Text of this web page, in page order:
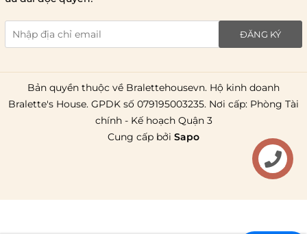
giao hàng tiêu chuẩn
miễn phí ship
toàn quốc.
ĐĂNG KÝ
Bản quyền thuộc về Bralettehousevn. Hộ kinh doanh
Bralette's House. GPDK số 079195003235. Nơi cấp: Phòng Tài
chính - Kế hoạch Quận 3
Cung cấp bởi Sapo
Liên hệ